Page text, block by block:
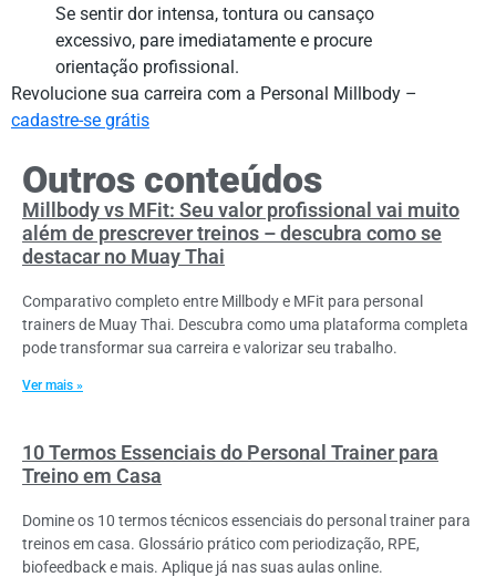
Se sentir dor intensa, tontura ou cansaço
excessivo, pare imediatamente e procure
orientação profissional.
Revolucione sua carreira com a Personal Millbody –
cadastre-se grátis
Outros conteúdos
Millbody vs MFit: Seu valor profissional vai muito
além de prescrever treinos – descubra como se
destacar no Muay Thai
Comparativo completo entre Millbody e MFit para personal
trainers de Muay Thai. Descubra como uma plataforma completa
pode transformar sua carreira e valorizar seu trabalho.
Ver mais »
10 Termos Essenciais do Personal Trainer para
Treino em Casa
Domine os 10 termos técnicos essenciais do personal trainer para
treinos em casa. Glossário prático com periodização, RPE,
biofeedback e mais. Aplique já nas suas aulas online.